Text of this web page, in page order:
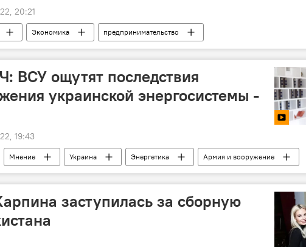
20:21
Экономика предпринимательство
ВСУ ощутят последствия
украинской энергосистемы -
19:43
Мнение Украина Энергетика
Армия и вооружение
России по защите Донбасса: последние новости
заступилась за сборную